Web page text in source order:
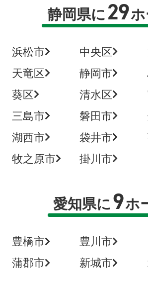
静岡県に 29
浜松市 中央区
天竜区
静岡市
葵区
清水区
三島市
磐田市
湖西市
袋井市
牧之原市
掛川市
愛知県に9ホ
豊橋市 豊川市
蒲郡市
新城市